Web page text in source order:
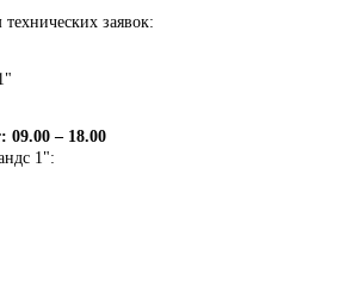
заявок:
09.00 – 18.00
1":